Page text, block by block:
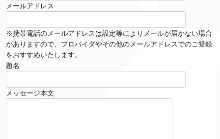
メールアドレス
※携帯電話のメールアドレスは設定等によりメールが届かない場合
がありますので、プロバイダやその他のメールアドレスでのご登録
をおすすめいたします。
題名
メッセージ本文